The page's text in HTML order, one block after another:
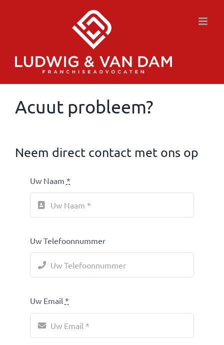
Acuut probleem?
Neem direct contact met ons op
Uw Naam *
Uw Telefoonnummer
Uw Email *